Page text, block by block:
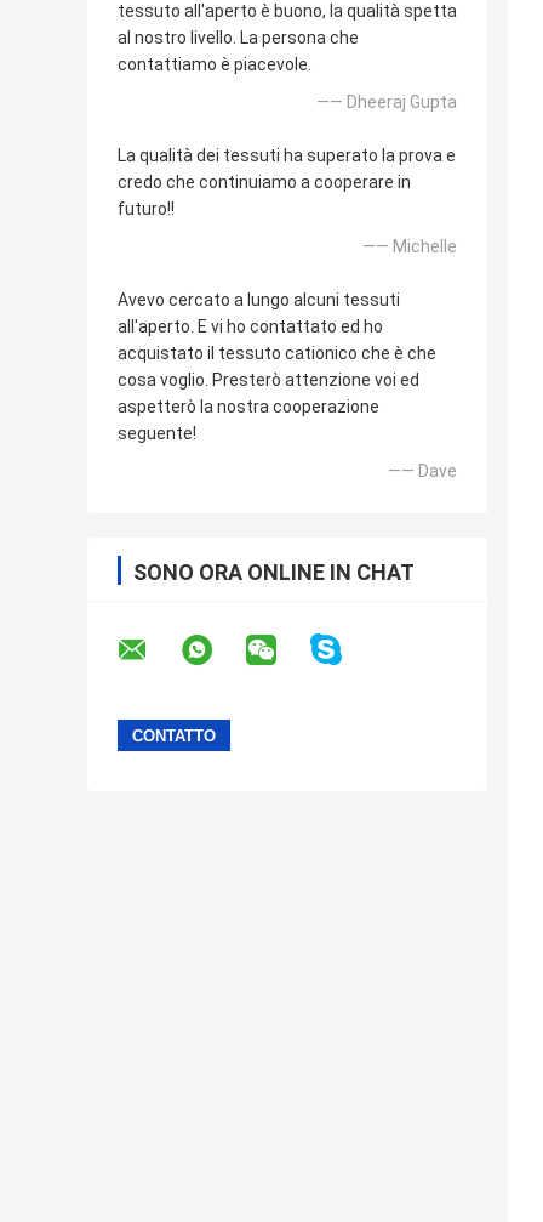
tessuto all'aperto è buono, la qualità spetta
al nostro livello. La persona che
contattiamo è piacevole.
—— Dheeraj Gupta
La qualità dei tessuti ha superato la prova e
credo che continuiamo a cooperare in
futuro!!
—— Michelle
Avevo cercato a lungo alcuni tessuti
all'aperto. E vi ho contattato ed ho
acquistato il tessuto cationico che è che
cosa voglio. Presterò attenzione voi ed
aspetterò la nostra cooperazione
seguente!
—— Dave
SONO ORA ONLINE IN CHAT